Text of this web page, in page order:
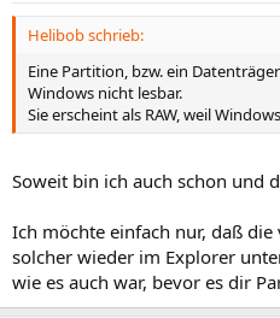
Helibob schrieb:
Eine Partition, bzw. ein
Windows nicht lesbar.
Sie erscheint als RAW, weil
Soweit bin ich auch schon und
Ich möchte einfach nur, daß die
solcher wieder im Explorer
wie es auch war, bevor es dir